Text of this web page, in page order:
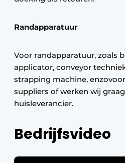
Randapparatuur
Voor randapparatuur, zoals
applicator, conveyor
strapping machine,
suppliers of werken wij
huisleverancier.
Bedrijfsvideo